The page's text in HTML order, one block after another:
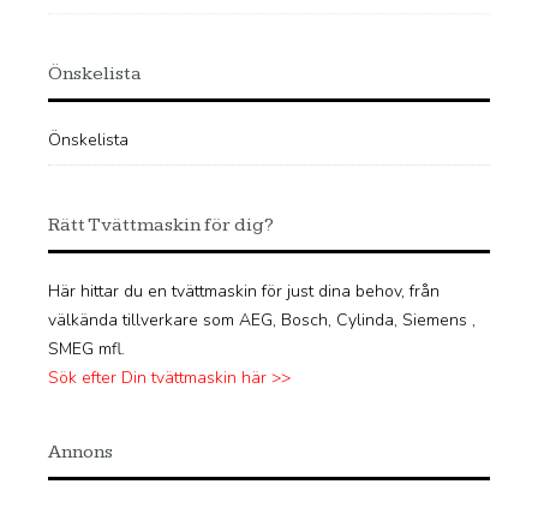
Önskelista
Önskelista
Rätt Tvättmaskin för dig?
Här hittar du en tvättmaskin för just dina behov, från
välkända tillverkare som AEG, Bosch, Cylinda, Siemens ,
SMEG mfl.
Sök efter Din tvättmaskin här >>
Annons